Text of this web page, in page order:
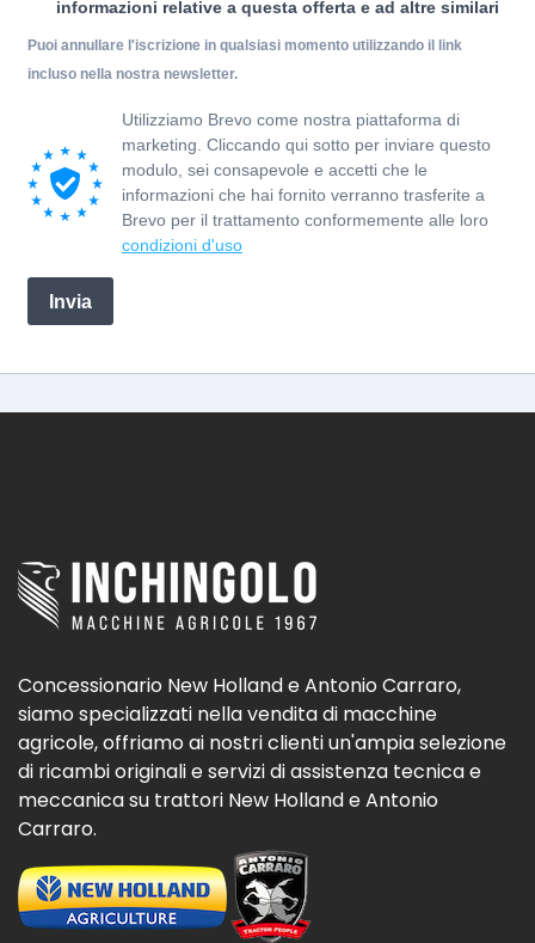
informazioni relative a questa offerta e ad altre similari
Puoi annullare l'iscrizione in qualsiasi momento utilizzando il link
incluso nella nostra newsletter.
Utilizziamo Brevo come nostra piattaforma di
marketing. Cliccando qui sotto per inviare questo
modulo, sei consapevole e accetti che le
informazioni che hai fornito verranno trasferite a
Brevo per il trattamento conformemente alle loro
condizioni d'uso
Invia
Concessionario New Holland e Antonio Carraro,
siamo specializzati nella vendita di macchine
agricole, offriamo ai nostri clienti un'ampia selezione
di ricambi originali e servizi di assistenza tecnica e
meccanica su trattori New Holland e Antonio
Carraro.